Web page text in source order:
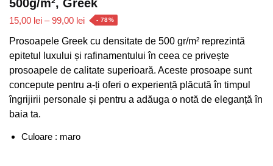
500g/m², Greek
15,00 lei – 99,00 leiInterval
prețuri:
15,00 lei
până
la
99,00 lei
- 78%
Prosoapele Greek cu densitate de 500 gr/m² reprezintă
epitetul luxului și rafinamentului în ceea ce privește
prosoapele de calitate superioară. Aceste prosoape sunt
concepute pentru a-ți oferi o experiență plăcută în timpul
îngrijirii personale și pentru a adăuga o notă de eleganță în
baia ta.
Culoare : maro